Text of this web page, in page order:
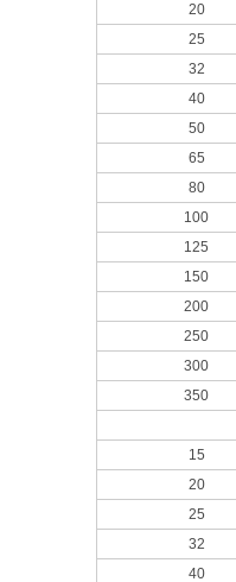
20
25
32
40
50
65
80
100
125
150
200
250
300
350
15
20
25
32
40